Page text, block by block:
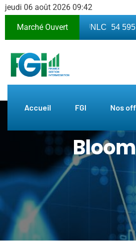
jeudi 06 août 2026 09:42
Marché Ouvert
750 0.00% UNLC 54 595
Accueil FGI Nos